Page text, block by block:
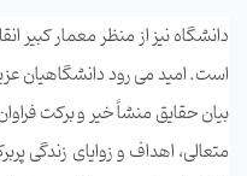
دانشگاهنیز از منظر معمار کبیر
است.امید می ­رود دانشگاهیان
بیانحقایق منشأ خیر و برکت
متعالی، اهداف و زوایای زندگی